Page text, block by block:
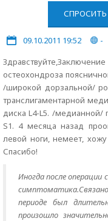
СПРОСИТЬ
09.10.2011 19:52 -
остеохондроза
/широкой дорзальной/
транслигаментарной
диска L4-L5. /медианной/
S1. 4 месяца назад
левой ноги, немеет,
Спасибо!
Иногда после операции
периоде был
произошло